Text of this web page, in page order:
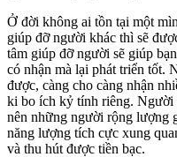
Ở đời không ai tồn tại một
giúp đỡ người khác thì sẽ
tâm giúp đỡ người sẽ giúp
có nhận mà lại phát triển tốt.
được, càng cho càng nhận
ki bo ích kỷ tính riêng.
nên những người rộng lượng
năng lượng tích cực xung
và thu hút được tiền bạc.